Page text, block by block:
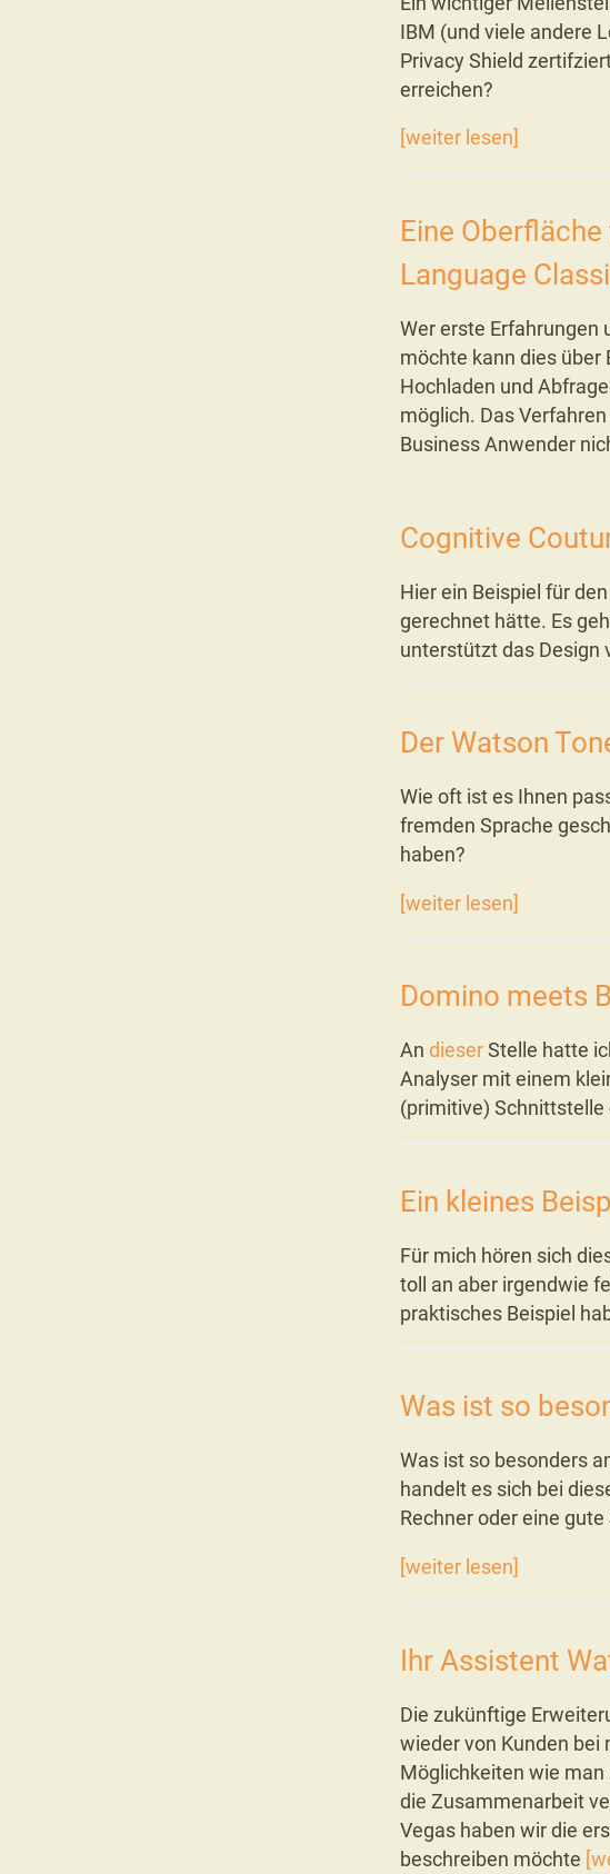
IBM (und viele andere
Privacy Shield
erreichen?
[weiter lesen]
Eine
Language
Wer erste Erfahrungen
möchte kann dies über
Hochladen und
möglich. Das
Business Anwender
Cognitive
Hier ein Beispiel für
gerechnet hätte. Es
unterstützt das Design
Der Watson
Wie oft ist es Ihnen
fremden Sprache
haben?
[weiter lesen]
Domino meets
An dieser Stelle hatte
Analyser mit einem
(primitive)
Ein kleines
Für mich hören sich
toll an aber irgendwie
praktisches Beispiel
Was ist so
Was ist so besonders
handelt es sich bei
Rechner oder eine
[weiter lesen]
Ihr Assistent
Die zukünftige
wieder von Kunden bei
Möglichkeiten wie
die Zusammenarbeit
Vegas haben wir die
beschreiben möchte